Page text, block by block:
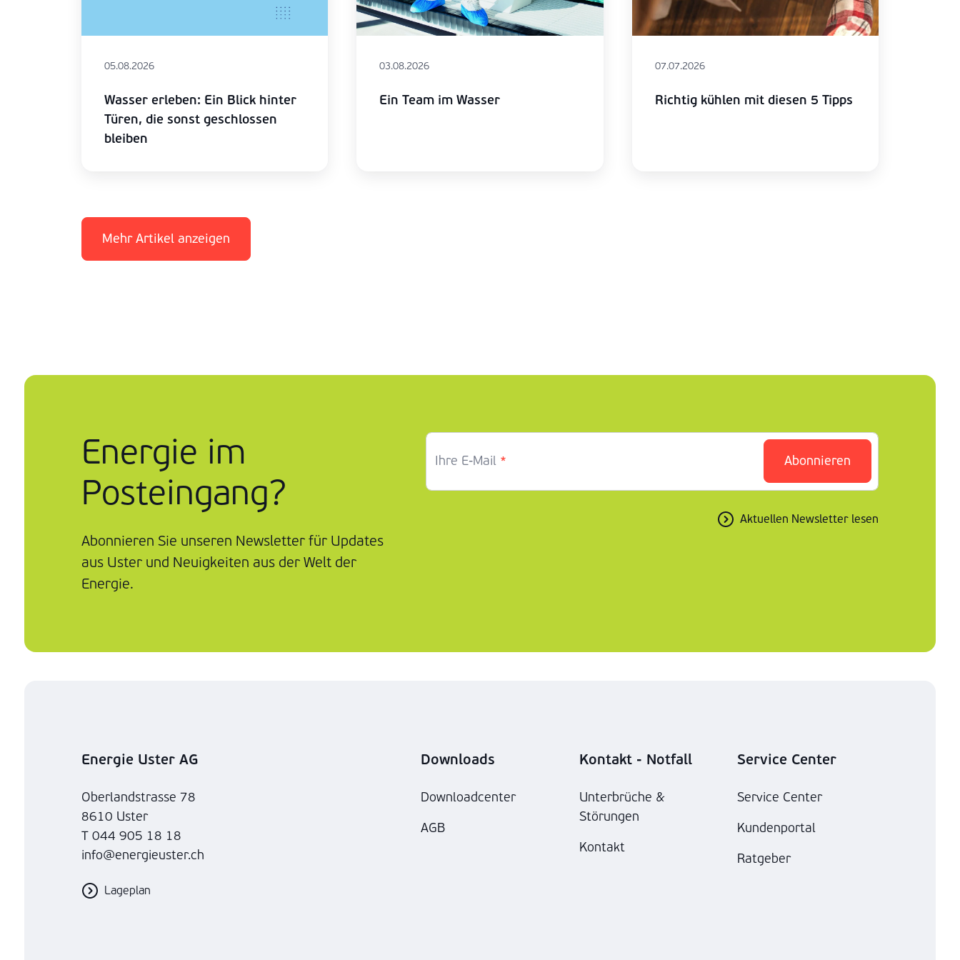
05.08.2026
Wasser erleben: Ein Blick hinter
Türen, die sonst geschlossen
bleiben
03.08.2026
Ein Team im Wasser
07.07.2026
Richtig kühlen mit diesen 5 Tipps
Mehr Artikel anzeigen
Energie im
Posteingang?
Abonnieren Sie unseren Newsletter für Updates
aus Uster und Neuigkeiten aus der Welt der
Energie.
Ihre E-Mail * Abonnieren
Aktuellen Newsletter lesen
Energie Uster AG
Oberlandstrasse 78
8610 Uster
T 044 905 18 18
info@energieuster.ch
Lageplan
Downloads
Downloadcenter
AGB
Kontakt - Notfall
Unterbrüche &
Störungen
Kontakt
Service Center
Service Center
Kundenportal
Ratgeber